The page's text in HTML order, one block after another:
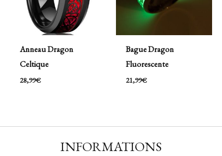
Anneau Dragon
Celtique
28,99€
Bague Dragon
Fluorescente
21,99€
INFORMATIONS